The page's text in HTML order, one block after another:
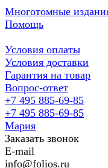
Многотомные
Помощь
Условия оплаты
Условия доставки
Гарантия на товар
Вопрос-ответ
+7 495 885-69-85
+7 495 885-69-85
Мария
Заказать звонок
E-mail
info@folios.ru